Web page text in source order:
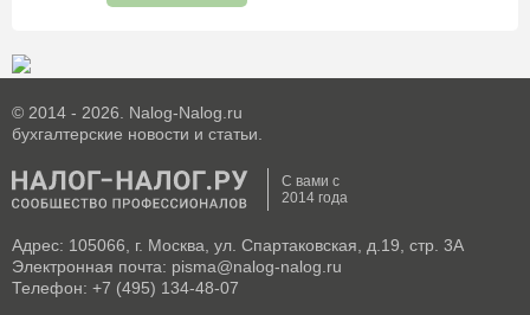
© 2014 - 2026. Nalog-Nalog.ru
бухгалтерские новости и статьи.
С вами с
2014 года
Адрес: 105066, г. Москва, ул. Спартаковская, д.19, стр. 3А
Электронная почта: pisma@nalog-nalog.ru
Телефон: +7 (495) 134-48-07